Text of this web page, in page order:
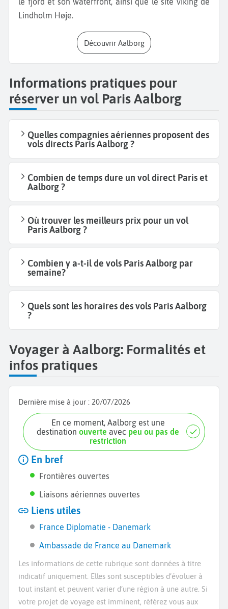
Lindholm Høje.
Découvrir Aalborg
Informations pratiques pour
réserver un vol Paris Aalborg
Quelles compagnies aériennes proposent des
vols directs Paris Aalborg ?
Combien de temps dure un vol direct Paris et
Aalborg ?
Où trouver les meilleurs prix pour un vol
Paris Aalborg ?
Combien y a-t-il de vols Paris Aalborg par
semaine?
Quels sont les horaires des vols Paris Aalborg
?
Voyager à Aalborg: Formalités et
infos pratiques
Dernière mise à jour : 20/07/2026
En ce moment, Aalborg est une
destinationouverte avec peu ou pas de
restriction
En bref
Frontières ouvertes
Liaisons aériennes ouvertes
Liens utiles
France Diplomatie - Danemark
Ambassade de France au Danemark
Les informations de cette rubrique sont données à titre
indicatif uniquement. Elles sont susceptibles d’évoluer à
tout instant et peuvent varier d’une région à une autre. Si
votre projet de voyage est imminent, référez vous aux